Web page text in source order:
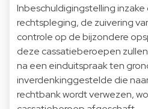
Inbeschuldigingstelling
rechtspleging, de zuivering
controle op de bijzondere
deze cassatieberoepen
na een einduitspraak ten
inverdenkinggestelde die
rechtbank wordt verwezen,